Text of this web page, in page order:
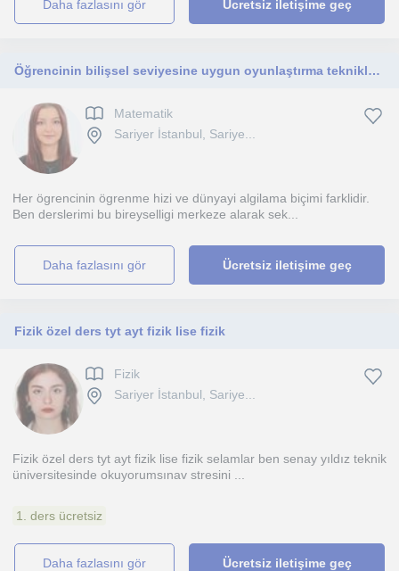
daha fazlasını gör Ücretsiz iletişime geç
Öğrencinin bilişsel seviyesine uygun oyunlaştırma teknikleri kullanarak, matematiğe karşı meraklandırıyorum
Matematik
Sariyer İstanbul, Sariye...
Her ögrencinin ögrenme hizi ve dünyayi algilama biçimi farklidir.
Ben derslerimi bu bireyselligi merkeze alarak sek...
daha fazlasını gör Ücretsiz iletişime geç
Fizik özel ders tyt ayt fizik lise fizik
Fizik
Sariyer İstanbul, Sariye...
Fizik özel ders tyt ayt fizik lise fizik selamlar ben senay yıldız teknik
üniversitesinde okuyorumsınav stresini ...
1. ders ücretsiz
daha fazlasını gör Ücretsiz iletişime geç